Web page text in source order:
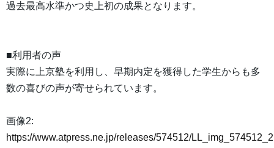
過去最高水準かつ史上初の成果となります。
■利用者の声
実際に上京塾を利用し、早期内定を獲得した学生からも多
数の喜びの声が寄せられています。
画像2:
https://www.atpress.ne.jp/releases/574512/